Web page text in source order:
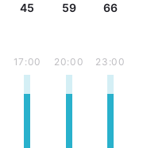
45 59 66
17:00 20:00 23:00